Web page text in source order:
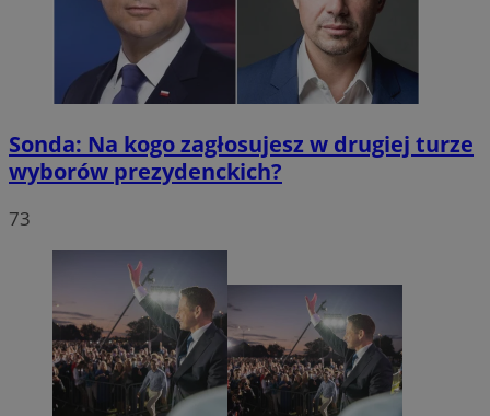
Sonda: Na kogo zagłosujesz w drugiej turze
wyborów prezydenckich?
73